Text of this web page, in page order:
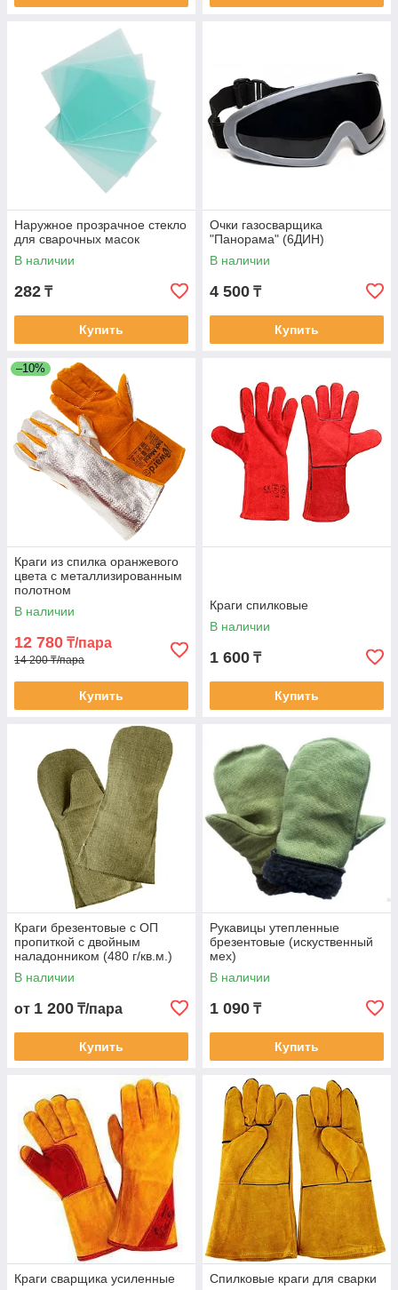
Наружное прозрачное стекло
для сварочных масок
В наличии
282 ₸
Купить
Очки газосварщика
"Панорама" (6ДИН)
В наличии
4 500 ₸
Купить
–10%
Краги из спилка оранжевого
цвета с металлизированным
полотном
В наличии
12 780 ₸/пара
14 200 ₸/пара
Купить
Краги спилковые
В наличии
1 600 ₸
Купить
Краги брезентовые с ОП
пропиткой с двойным
наладонником (480 г/кв.м.)
В наличии
от 1 200 ₸/пара
Купить
Рукавицы утепленные
брезентовые (искуственный
мех)
В наличии
1 090 ₸
Купить
Краги сварщика усиленные
Спилковые краги для сварки